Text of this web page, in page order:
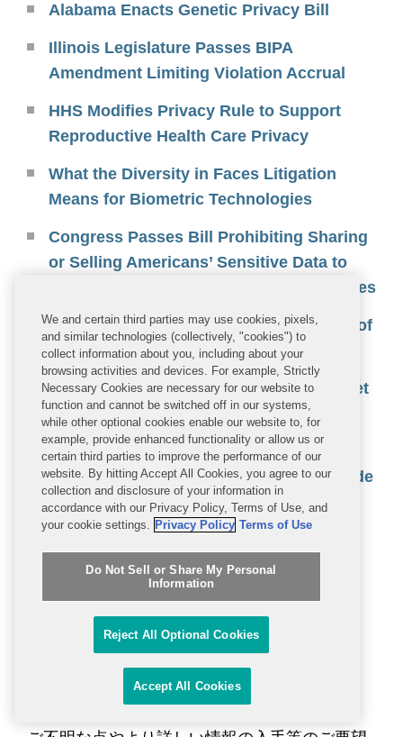
Alabama Enacts Genetic Privacy Bill
Illinois Legislature Passes BIPA
Amendment Limiting Violation Accrual
HHS Modifies Privacy Rule to Support
Reproductive Health Care Privacy
What the Diversity in Faces Litigation
Means for Biometric Technologies
Congress Passes Bill Prohibiting Sharing
or Selling Americans’ Sensitive Data to
Entities Controlled by Foreign Adversaries
FTC Issues Final Rule to Expand Scope of
the Health Breach Notification Rule
The Maryland Online Data Privacy Act Set
to Reshape the State Privacy Legislation
Landscape with Stringent Requirements
Colorado Privacy Act Amended To Include
Biometric Data Provisions
Treaty on Artificial Intelligence
Italy Proposes New Artificial Intelligence
CNIL Opens Public Consultation on Its
Standards for Processing Health Data
We and certain third parties may use cookies, pixels,
and similar technologies (collectively, "cookies") to
collect information about you, including about your
browsing activities and devices. For example, Strictly
Necessary Cookies are necessary for our website to
function and cannot be switched off in our systems,
while other optional cookies enable our website to, for
example, provide enhanced functionality or allow us or
certain third parties to improve the performance of our
website. By hitting Accept All Cookies, you agree to our
collection and disclosure of your information in
accordance with our Privacy Policy, Terms of Use, and
your cookie settings. Privacy Policy Terms of Use
Do Not Sell or Share My Personal
Information
Reject All Optional Cookies
Accept All Cookies